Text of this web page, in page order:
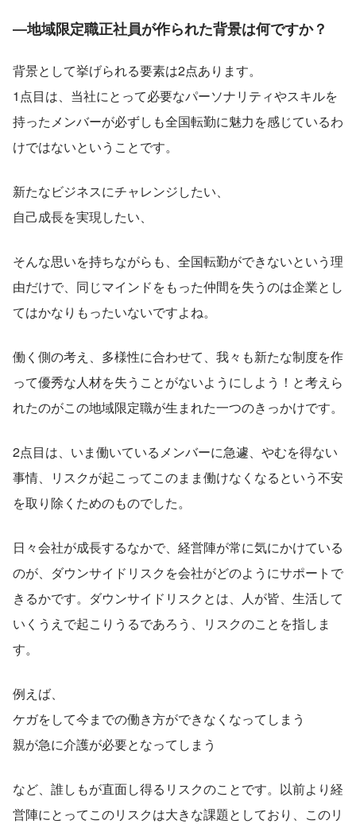
―地域限定職正社員が作られた背景は何ですか？
背景として挙げられる要素は2点あります。
1点目は、当社にとって必要なパーソナリティやスキルを
持ったメンバーが必ずしも全国転勤に魅力を感じているわ
けではないということです。
新たなビジネスにチャレンジしたい、
自己成長を実現したい、
そんな思いを持ちながらも、全国転勤ができないという理
由だけで、同じマインドをもった仲間を失うのは企業とし
てはかなりもったいないですよね。
働く側の考え、多様性に合わせて、我々も新たな制度を作
って優秀な人材を失うことがないようにしよう！と考えら
れたのがこの地域限定職が生まれた一つのきっかけです。
2点目は、いま働いているメンバーに急遽、やむを得ない
事情、リスクが起こってこのまま働けなくなるという不安
を取り除くためのものでした。
日々会社が成長するなかで、経営陣が常に気にかけている
のが、ダウンサイドリスクを会社がどのようにサポートで
きるかです。ダウンサイドリスクとは、人が皆、生活して
いくうえで起こりうるであろう、リスクのことを指しま
す。
例えば、
ケガをして今までの働き方ができなくなってしまう
親が急に介護が必要となってしまう
など、誰しもが直面し得るリスクのことです。以前より経
営陣にとってこのリスクは大きな課題としており、このリ